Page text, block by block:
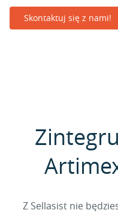
Skontaktuj się z nami!
Z Sellasist nie